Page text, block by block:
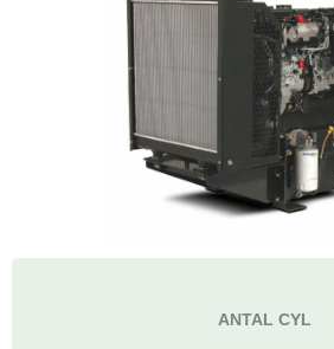
ANTAL CYL